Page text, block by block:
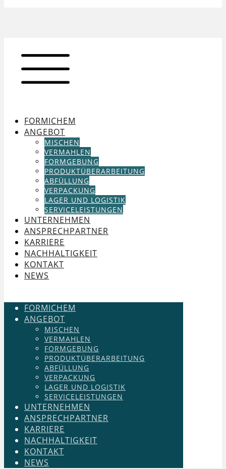
FORMICHEM
ANGEBOT
MISCHEN
VERMAHLEN
FORMGEBUNG
PRODUKTÜBERARBEITUNG
ABFÜLLUNG
VERPACKUNG
LAGER UND LOGISTIK
SERVICELEISTUNGEN
UNTERNEHMEN
ANSPRECHPARTNER
KARRIERE
NACHHALTIGKEIT
KONTAKT
NEWS
FORMICHEM
ANGEBOT
MISCHEN
VERMAHLEN
FORMGEBUNG
PRODUKTÜBERARBEITUNG
ABFÜLLUNG
VERPACKUNG
LAGER UND LOGISTIK
SERVICELEISTUNGEN
UNTERNEHMEN
ANSPRECHPARTNER
KARRIERE
NACHHALTIGKEIT
KONTAKT
NEWS